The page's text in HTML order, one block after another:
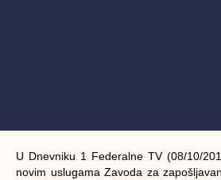
U Dnevniku 1 Federalne TV (08/10/
novim uslugama Zavoda za